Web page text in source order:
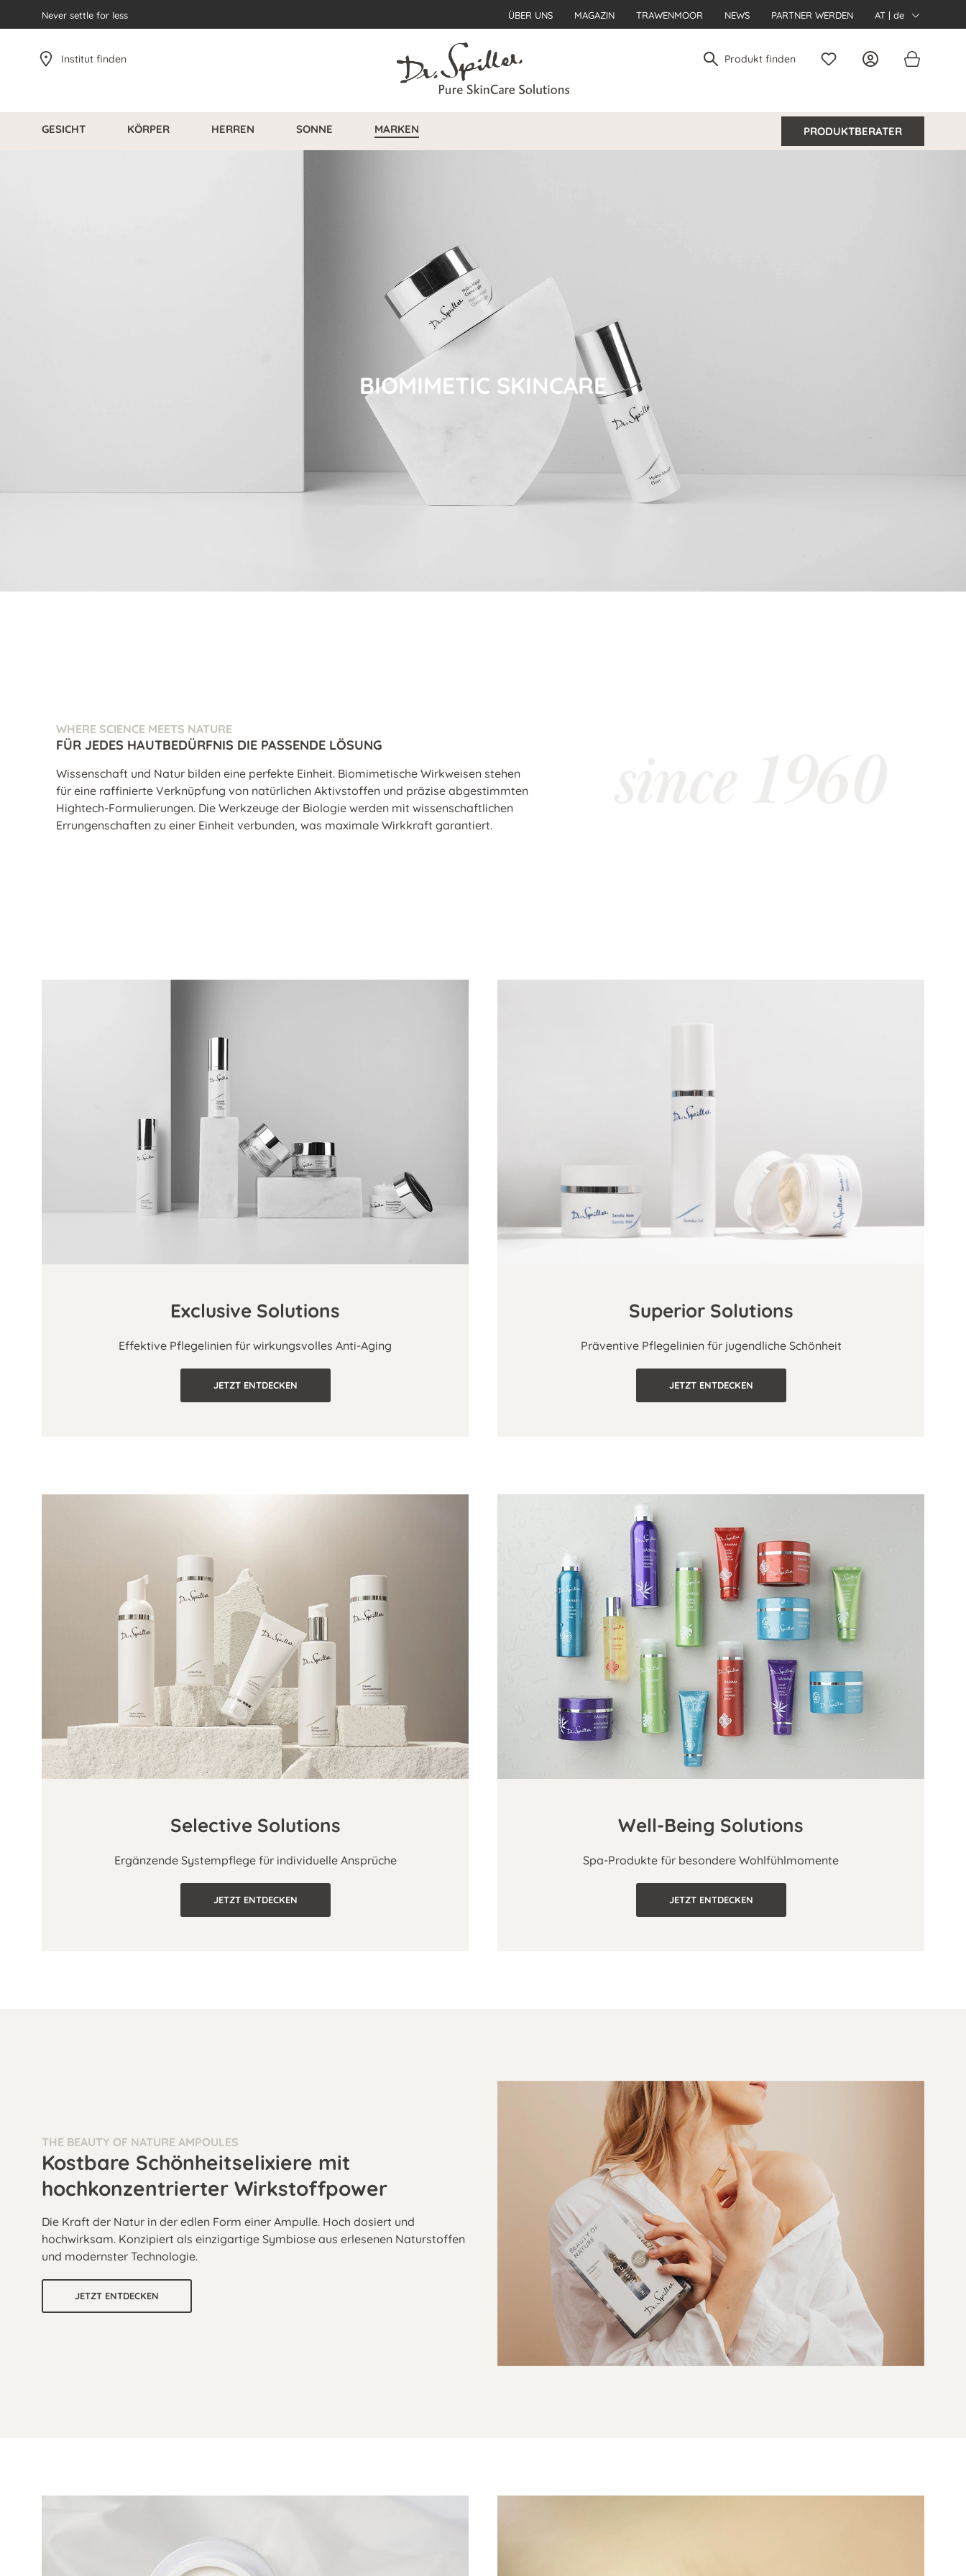
Zur Hauptnavigation springen
Never settle for less ÜBER UNS MAGAZIN TRAWENMOOR NEWS PARTNER WERDEN AT | de
Institut finden
GESICHT KÖRPER HERREN SONNE MARKEN PRODUKTBERATER
BIOMIMETIC SKINCARE
WHERE SCIENCE MEETS NATURE
FÜR JEDES HAUTBEDÜRFNIS DIE PASSENDE LÖSUNG
Wissenschaft und Natur bilden eine perfekte Einheit. Biomimetische Wirkweisen stehen
für eine raffinierte Verknüpfung von natürlichen Aktivstoffen und präzise abgestimmten
Hightech-Formulierungen. Die Werkzeuge der Biologie werden mit wissenschaftlichen
Errungenschaften zu einer Einheit verbunden, was maximale Wirkkraft garantiert.
Exclusive Solutions
Effektive Pflegelinien für wirkungsvolles Anti-Aging
JETZT ENTDECKEN
Superior Solutions
Präventive Pflegelinien für jugendliche Schönheit
JETZT ENTDECKEN
Selective Solutions
Ergänzende Systempflege für individuelle Ansprüche
JETZT ENTDECKEN
Well-Being Solutions
Spa-Produkte für besondere Wohlfühlmomente
JETZT ENTDECKEN
THE BEAUTY OF NATURE AMPOULES
Kostbare Schönheitselixiere mit
hochkonzentrierter Wirkstoffpower
Die Kraft der Natur in der edlen Form einer Ampulle. Hoch dosiert und
hochwirksam. Konzipiert als einzigartige Symbiose aus erlesenen Naturstoffen
und modernster Technologie.
JETZT ENTDECKEN